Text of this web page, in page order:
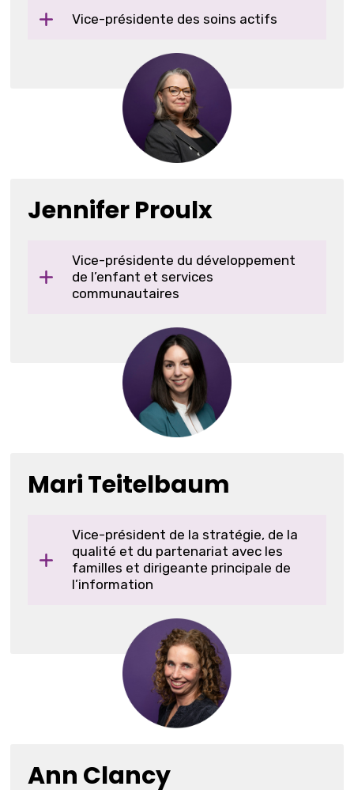
Vice-présidente des soins actifs
Jennifer Proulx
Vice-présidente du développement
de l’enfant et services
communautaires
Mari Teitelbaum
Vice-président de la stratégie, de la
qualité et du partenariat avec les
familles et dirigeante principale de
l’information
Ann Clancy